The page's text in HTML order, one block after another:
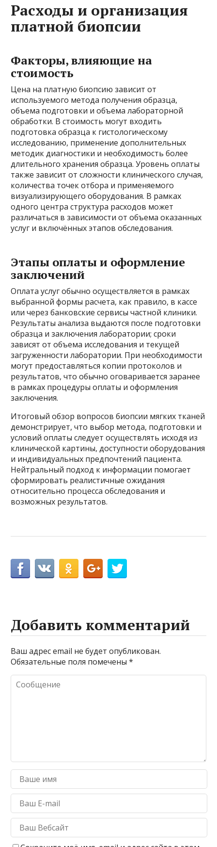
Расходы и организация
платной биопсии
Факторы, влияющие на
стоимость
Цена на платную биопсию зависит от
используемого метода получения образца,
объема подготовки и объема лабораторной
обработки. В стоимость могут входить
подготовка образца к гистологическому
исследованию, применение дополнительных
методик диагностики и необходимость более
длительного хранения образца. Уровень оплаты
также зависит от сложности клинического случая,
количества точек отбора и применяемого
визуализирующего оборудования. В рамках
одного центра структура расходов может
различаться в зависимости от объема оказанных
услуг и включённых этапов обследования.
Этапы оплаты и оформление
заключений
Оплата услуг обычно осуществляется в рамках
выбранной формы расчета, как правило, в кассе
или через банковские сервисы частной клиники.
Результаты анализа выдаются после подготовки
образца и заключения лаборатории; сроки
зависят от объема исследования и текущей
загруженности лаборатории. При необходимости
могут предоставляться копии протоколов и
результатов, что обычно оговаривается заранее
в рамках процедуры оплаты и оформления
заключения.
Итоговый обзор вопросов биопсии мягких тканей
демонстрирует, что выбор метода, подготовки и
условий оплаты следует осуществлять исходя из
клинической картины, доступности оборудования
и индивидуальных предпочтений пациента.
Нейтральный подход к информации помогает
сформировать реалистичные ожидания
относительно процесса обследования и
возможных результатов.
Добавить комментарий
Ваш адрес email не будет опубликован.
Обязательные поля помечены*